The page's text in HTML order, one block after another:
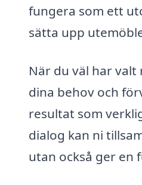
fungera som ett
sätta upp
När du väl har
dina behov och
resultat som
dialog kan ni
utan också ger en